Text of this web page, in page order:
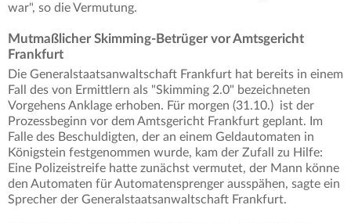
war", so die Vermutung.
Mutmaßlicher Skimming-Betrüger vor Amtsgericht
Frankfurt
Die Generalstaatsanwaltschaft Frankfurt hat bereits in einem
Fall des von Ermittlern als "Skimming 2.0" bezeichneten
Vorgehens Anklage erhoben. Für morgen (31.10.) ist der
Prozessbeginn vor dem Amtsgericht Frankfurt geplant. Im
Falle des Beschuldigten, der an einem Geldautomaten in
Königstein festgenommen wurde, kam der Zufall zu Hilfe:
Eine Polizeistreife hatte zunächst vermutet, der Mann könne
den Automaten für Automatensprenger ausspähen, sagte ein
Sprecher der Generalstaatsanwaltschaft Frankfurt.